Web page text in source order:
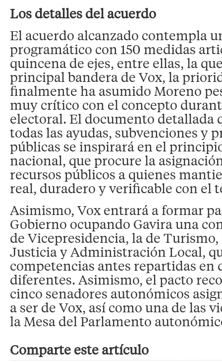
Los detalles del acuerdo
El acuerdo alcanzado contempla
programático con 150 medidas
quincena de ejes, entre ellas, la
principal bandera de Vox, la
finalmente ha asumido Moreno
muy crítico con el concepto
electoral. El documento detallada
todas las ayudas, subvenciones y
públicas se inspirará en el
nacional, que procure la
recursos públicos a quienes
real, duradero y verificable con el
Asimismo, Vox entrará a formar
Gobierno ocupando Gavira una
de Vicepresidencia, la de
Justicia y Administración Local,
competencias antes repartidas en
diferentes. Asimismo, el pacto
cinco senadores autonómicos
a ser de Vox, así como una de las
la Mesa del Parlamento
Comparte este artículo